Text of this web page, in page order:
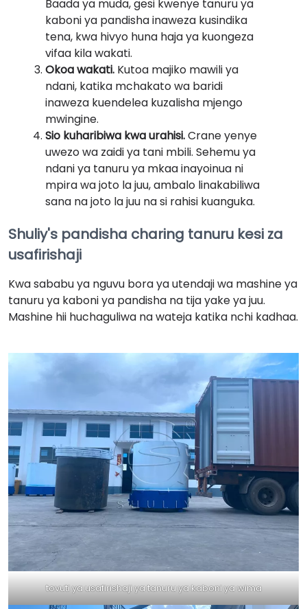
Baada ya muda, gesi kwenye tanuru ya
kaboni ya pandisha inaweza kusindika
tena, kwa hivyo huna haja ya kuongeza
vifaa kila wakati.
Okoa wakati.Kutoa majiko mawili ya
ndani, katika mchakato wa baridi
inaweza kuendelea kuzalisha mjengo
mwingine.
Sio kuharibiwa kwa urahisi.Crane yenye
uwezo wa zaidi ya tani mbili. Sehemu ya
ndani ya tanuru ya mkaa inayoinua ni
mpira wa joto la juu, ambalo linakabiliwa
sana na joto la juu na si rahisi kuanguka.
Shuliy's pandisha charing tanuru kesi za
usafirishaji
Kwa sababu ya nguvu bora ya utendaji wa mashine ya
tanuru ya kaboni ya pandisha na tija yake ya juu.
Mashine hii huchaguliwa na wateja katika nchi kadhaa.
tovuti ya usafirishaji ya tanuru ya kaboni ya wima